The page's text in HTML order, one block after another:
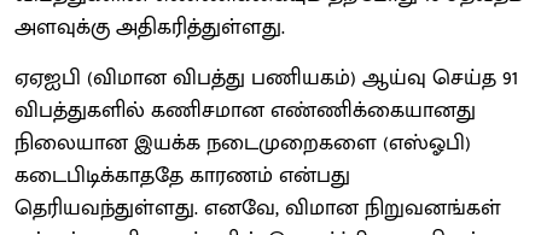
அளவுக்கு அதிகரித்துள்ளது.
ஏஏஐபி (விமான விபத்து பணியகம்) ஆய்வு செய்த 91
விபத்துகளில் கணிசமான எண்ணிக்கையானது
நிலையான இயக்க நடைமுறைகளை (எஸ்ஓபி)
கடைபிடிக்காததே காரணம் என்பது
தெரியவந்துள்ளது. எனவே, விமான நிறுவனங்கள்